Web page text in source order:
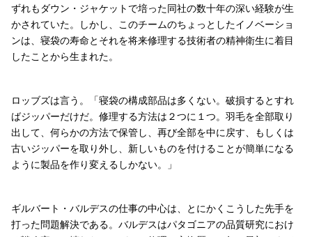
ずれもダウン・ジャケットで培った同社の数十年の深い経験が生
かされていた。しかし、このチームのちょっとしたイノベーショ
ンは、寝袋の寿命とそれを将来修理する技術者の精神衛生に着目
したことから生まれた。
ロッブズは言う。「寝袋の構成部品は多くない。破損するとすれ
ばジッパーだけだ。修理する方法は２つに１つ。羽毛を全部取り
出して、何らかの方法で保管し、再び全部を中に戻す、もしくは
古いジッパーを取り外し、新しいものを付けることが簡単になる
ように製品を作り変えるしかない。」
ギルバート・バルデスの仕事の中心は、とにかくこうした先手を
打った問題解決である。バルデスはパタゴニアの品質研究におけ